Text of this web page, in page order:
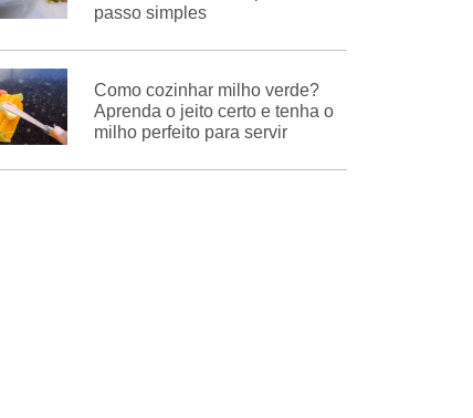
passo simples
Como cozinhar milho verde?
Aprenda o jeito certo e tenha o
milho perfeito para servir